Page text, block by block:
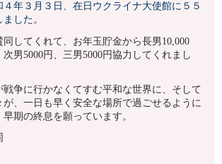
年３月３日、在日ウクライナ大使館に５５
した。
してくれて、お年玉貯金から長男10,000
次男5000円、三男5000円協力してくれまし
戦争に行かなくてすむ平和な世界に、そして
が、一日も早く安全な場所で過ごせるように
期の終息を願っています。